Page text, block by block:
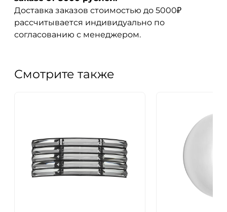
Доставка заказов стоимостью до 5000₽
рассчитывается индивидуально по
согласованию с менеджером.
Смотрите также